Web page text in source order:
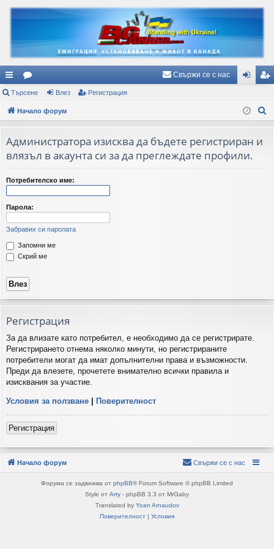
ъ
рз
вр
ки
ор
ум
Свържи се с нас
з ис
ац
Търсене Влез Регистрация
Начало форум
Администратора изисква да бъдете регистриран и
влязъл в акаунта си за да преглеждате профили.
Потребителско име:
Парола:
Забравих си паролата
Запомни ме
Скрий ме
Регистрация
За да влизате като потребител, е необходимо да се регистрирате.
Регистрирането отнема няколко минути, но регистрираните
потребители могат да имат допълнителни права и възможности.
Преди да влезете, прочетете внимателно всички правила и
изисквания за участие.
Условия за ползване Поверителност
Регистрация
Начало форум Свържи се с нас
Форума се задвижва от phpBB® Forum Software © phpBB Limited
Style от Arty - phpBB 3.3 от MrGaby
Translated by Yoan Arnaudov
Поверителност
Условия